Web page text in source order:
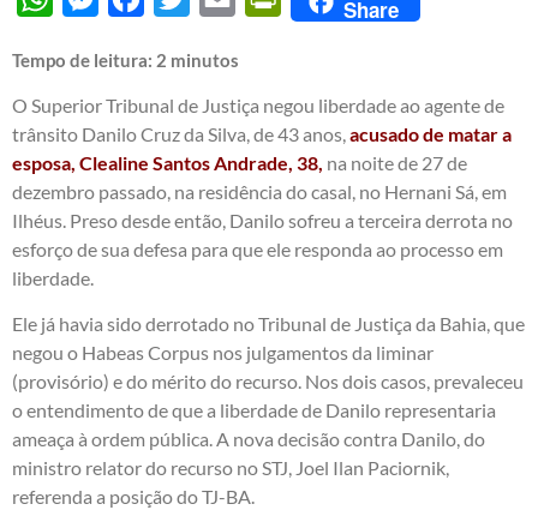
Share
Tempo de leitura: 2 minutos
O Superior Tribunal de Justiça negou liberdade ao agente de
trânsito Danilo Cruz da Silva, de 43 anos, acusado de matar a
esposa, Clealine Santos Andrade, 38, na noite de 27 de
dezembro passado, na residência do casal, no Hernani Sá, em
Ilhéus. Preso desde então, Danilo sofreu a terceira derrota no
esforço de sua defesa para que ele responda ao processo em
liberdade.
Ele já havia sido derrotado no Tribunal de Justiça da Bahia, que
negou o Habeas Corpus nos julgamentos da liminar
(provisório) e do mérito do recurso. Nos dois casos, prevaleceu
o entendimento de que a liberdade de Danilo representaria
ameaça à ordem pública. A nova decisão contra Danilo, do
ministro relator do recurso no STJ, Joel Ilan Paciornik,
referenda a posição do TJ-BA.